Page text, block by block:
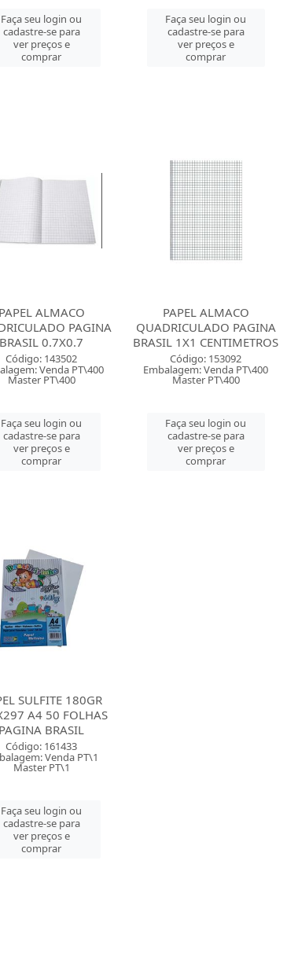
Faça seu login ou
cadastre-se para
ver preços e
comprar
Faça seu login ou
cadastre-se para
ver preços e
comprar
ALMACO
PAGINA
BRASIL 0.7X0.7
Código: 143502
Venda PT\400
Master PT\400
Faça seu login ou
cadastre-se para
ver preços e
comprar
PAPEL ALMACO
QUADRICULADO PAGINA
BRASIL 1X1 CENTIMETROS
Código: 153092
Embalagem: Venda PT\400
Master PT\400
Faça seu login ou
cadastre-se para
ver preços e
comprar
SULFITE 180GR
A4 50 FOLHAS
BRASIL
Código: 161433
Venda PT\1
Master PT\1
Faça seu login ou
cadastre-se para
ver preços e
comprar